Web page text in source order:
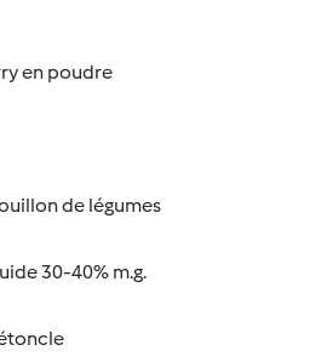
en poudre
de légumes
30-40% m.g.